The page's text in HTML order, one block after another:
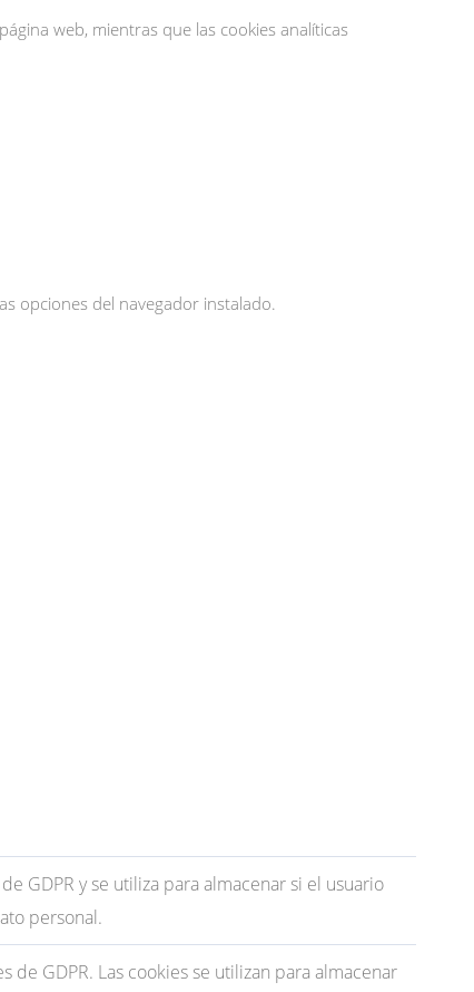
web, mientras que las cookies analíticas
opciones del navegador instalado.
GDPR y se utiliza para almacenar si el usuario
personal.
GDPR. Las cookies se utilizan para almacenar